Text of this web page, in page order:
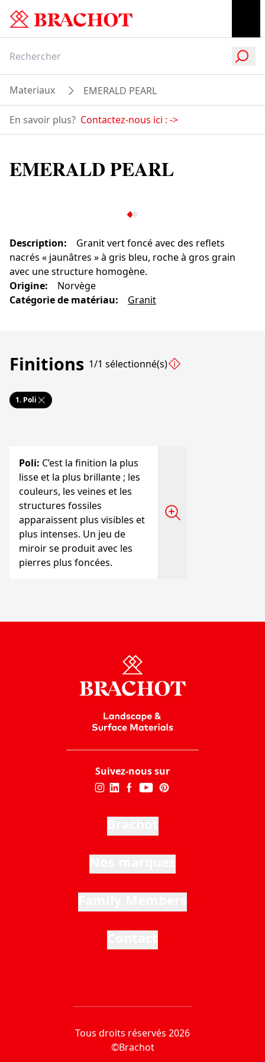
Materiaux EMERALD PEARL
En savoir plus? Contactez-nous ici : ->
EMERALD PEARL
Description:
Granit vert foncé avec des reflets
nacrés « jaunâtres » à gris bleu, roche à gros grain
avec une structure homogène.
Origine:
Norvège
Catégorie de matériau: Granit
Finitions 1/1 sélectionné(s)
1. Poli
Poli: C’est la finition la plus
lisse et la plus brillante ; les
couleurs, les veines et les
structures fossiles
apparaissent plus visibles et
plus intenses. Un jeu de
miroir se produit avec les
pierres plus foncées.
Suivez-nous sur
Tous droits réservés 2026
©Brachot